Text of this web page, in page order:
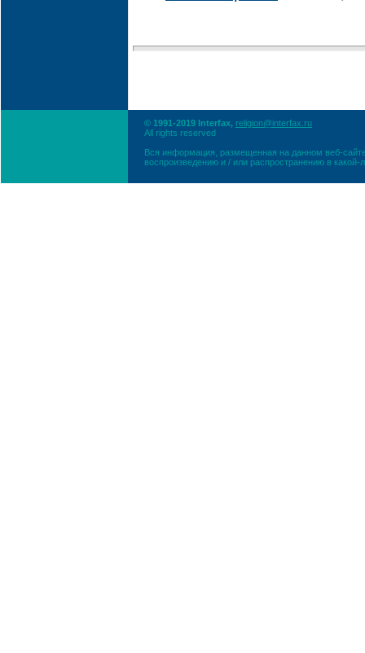
© 1991-2019 Interfax, religion@interfax.ru
All rights reserved
Вся информация, размещенная на данном веб-
воспроизведению и / или распространению в